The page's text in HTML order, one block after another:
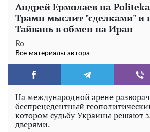
Андрей Ермолаев на
Трамп мыслит "сделками" и
Тайвань в обмен на Иран
Ro
Все материалы автора
На международной арене
беспрецедентный
котором судьбу Украины решают
дверями.